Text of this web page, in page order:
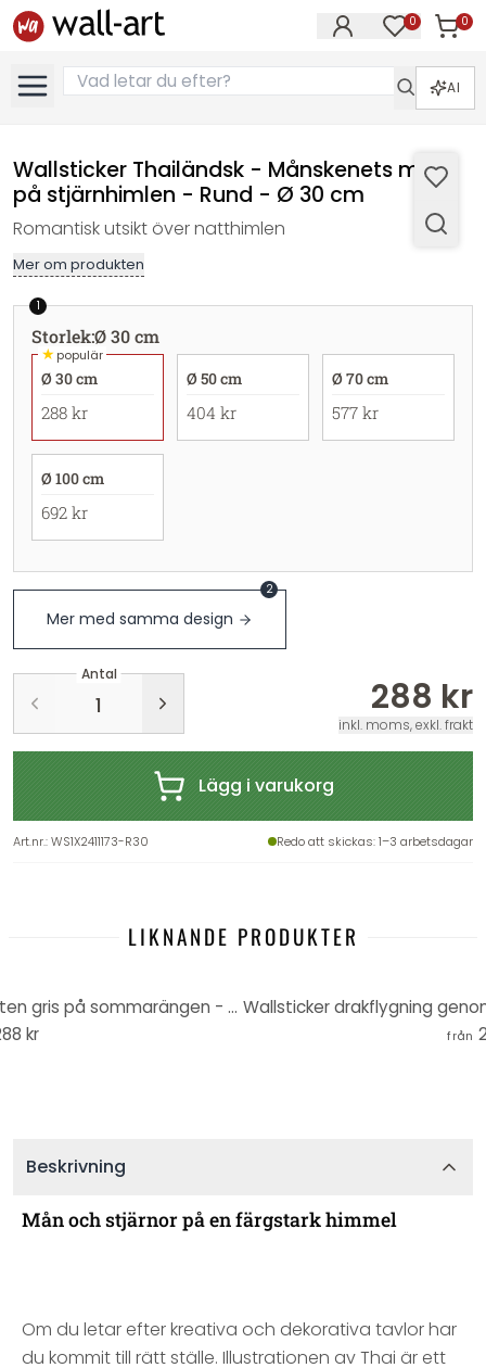
0 0
AI
Wallsticker Thailändsk - Månskenets magi
på stjärnhimlen - Rund - Ø 30 cm
Romantisk utsikt över natthimlen
Mer om produkten
1
Storlek:Ø 30 cm
★populär
Ø 30 cm
288 kr
Ø 50 cm
404 kr
Ø 70 cm
577 kr
Ø 100 cm
692 kr
Mer med samma design
2
Antal
288 kr
inkl. moms, exkl. frakt
Lägg i varukorg
Art.nr.:WS1X2411173-R30 Redo att skickas: 1–3 arbetsdagar
LIKNANDE PRODUKTER
Wallsticker Thailändsk - Glad liten gris på sommarängen - Rund
kr
från
Beskrivning
Mån och stjärnor på en färgstark himmel
Om du letar efter kreativa och dekorativa tavlor har
du kommit till rätt ställe. Illustrationen av Thai är ett